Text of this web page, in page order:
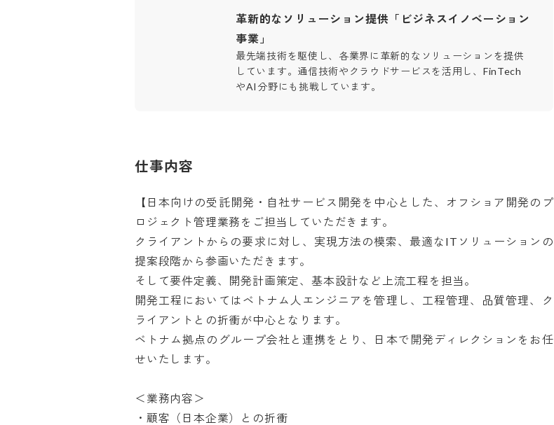
革新的なソリューション提供「ビジネスイノベーション
事業」
最先端技術を駆使し、各業界に革新的なソリューションを提供
しています。通信技術やクラウドサービスを活用し、FinTech
やAI分野にも挑戦しています。
仕事内容
【日本向けの受託開発・自社サービス開発を中心とした、オフショア開発のプ
ロジェクト管理業務をご担当していただきます。
クライアントからの要求に対し、実現方法の模索、最適なITソリューションの
提案段階から参画いただきます。
そして要件定義、開発計画策定、基本設計など上流工程を担当。
開発工程においてはベトナム人エンジニアを管理し、工程管理、品質管理、ク
ライアントとの折衝が中心となります。
ベトナム拠点のグループ会社と連携をとり、日本で開発ディレクションをお任
せいたします。
＜業務内容＞
・顧客（日本企業）との折衝